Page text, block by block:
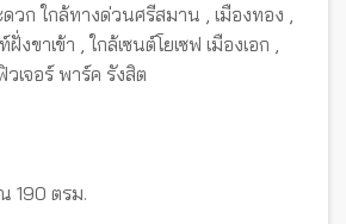
วก ใกล้ทางด่วนศรีสมาน , เมืองทอง ,
าเข้า , ใกล้เซนต์โยเซฟ เมืองเอก ,
เจอร์ พาร์ค รังสิต
190 ตรม.